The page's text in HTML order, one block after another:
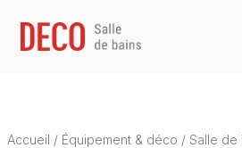
Accueil / Équipement & déco / Salle de